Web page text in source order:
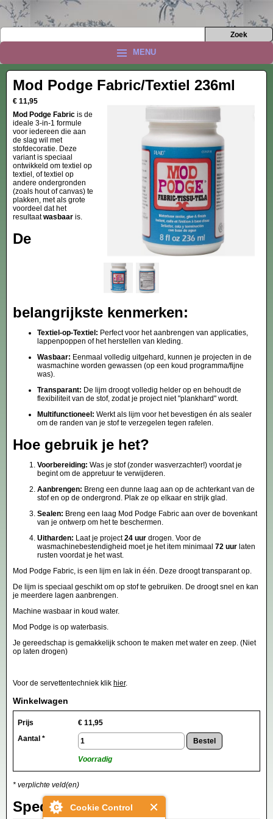
Cookie Control
MENU
Mod Podge Fabric/Textiel 236ml
€ 11,95
Mod Podge Fabric is de
ideale 3-in-1 formule
voor iedereen die aan
de slag wil met
stofdecoratie. Deze
variant is speciaal
ontwikkeld om textiel op
textiel, of textiel op
andere ondergronden
(zoals hout of canvas) te
plakken, met als grote
voordeel dat het
resultaatwasbaar is.
De
belangrijkste kenmerken:
Textiel-op-Textiel: Perfect voor het aanbrengen van applicaties,
lappenpoppen of het herstellen van kleding.
Wasbaar: Eenmaal volledig uitgehard, kunnen je projecten in de
wasmachine worden gewassen (op een koud programma/fijne
was).
Transparant: De lijm droogt volledig helder op en behoudt de
flexibiliteit van de stof, zodat je project niet "plankhard" wordt.
Multifunctioneel: Werkt als lijm voor het bevestigen én als sealer
om de randen van je stof te verzegelen tegen rafelen.
Hoe gebruik je het?
Voorbereiding: Was je stof (zonder wasverzachter!) voordat je
begint om de appretuur te verwijderen.
Aanbrengen: Breng een dunne laag aan op de achterkant van de
stof en op de ondergrond. Plak ze op elkaar en strijk glad.
Sealen: Breng een laag Mod Podge Fabric aan over de bovenkant
van je ontwerp om het te beschermen.
Uitharden: Laat je project24 uur drogen. Voor de
wasmachinebestendigheid moet je het item minimaal 72 uur laten
rusten voordat je het wast.
Mod Podge Fabric, is een lijm en lak in één. Deze droogt transparant op.
De lijm is speciaal geschikt om op stof te gebruiken. De droogt snel en kan
je meerdere lagen aanbrengen.
Machine wasbaar in koud water.
Mod Podge is op waterbasis.
Je gereedschap is gemakkelijk schoon te maken met water en zeep. (Niet
op laten drogen)
Voor de servettentechniek klik hier.
Winkelwagen
Prijs € 11,95
Aantal *
Voorradig
* verplichte veld(en)
Specificaties